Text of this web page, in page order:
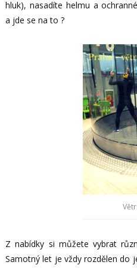
hluk), nasadíte helmu a
a jde se na to ?
Z nabídky si můžete vybrat
Samotný let je vždy rozdělen do